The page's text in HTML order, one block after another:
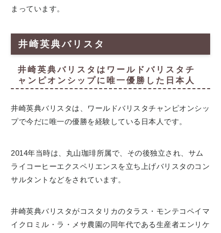
まっています。
井崎英典バリスタ
井崎英典バリスタはワールドバリスタチ
ャンピオンシップに唯一優勝した日本人
井崎英典バリスタは、ワールドバリスタチャンピオンシッ
プで今だに唯一の優勝を経験している日本人です。
2014年当時は、丸山珈琲所属で、その後独立され、サム
ライコーヒーエクスペリエンスを立ち上げバリスタのコン
サルタントなどをされています。
井崎英典バリスタがコスタリカのタラス・モンテコペイマ
イクロミル・ラ・メサ農園の同年代である生産者エンリケ